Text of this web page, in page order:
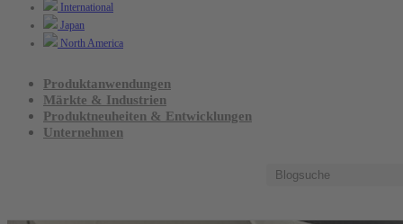
International
Japan
North America
Produktanwendungen
Märkte & Industrien
Produktneuheiten & Entwicklungen
Unternehmen